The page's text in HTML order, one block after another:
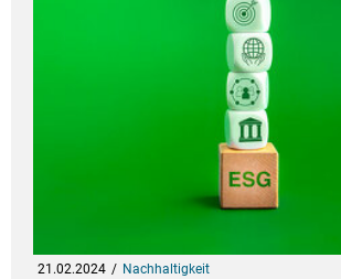
21.02.2024 Nachhaltigkeit